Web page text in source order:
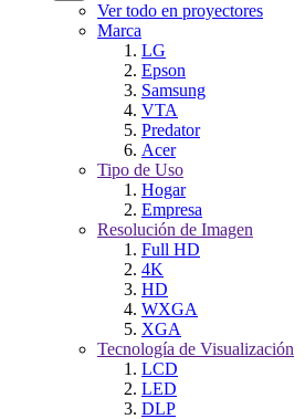
Ver todo en proyectores
Marca
LG
Epson
Samsung
VTA
Predator
Acer
Tipo de Uso
Hogar
Empresa
Resolución de Imagen
Full HD
4K
HD
WXGA
XGA
Tecnología de Visualización
LCD
LED
DLP